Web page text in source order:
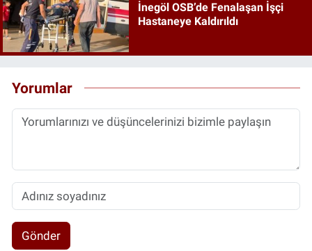
İnegöl OSB’de Fenalaşan İşçi
Hastaneye Kaldırıldı
Yorumlar
Gönder